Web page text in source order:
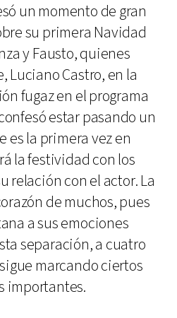
un momento de gran
su primera Navidad
y Fausto, quienes
Luciano Castro, en la
fugaz en el programa
estar pasando un
es la primera vez en
la festividad con los
relación con el actor. La
de muchos, pues
a sus emociones
separación, a cuatro
marcando ciertos
importantes.